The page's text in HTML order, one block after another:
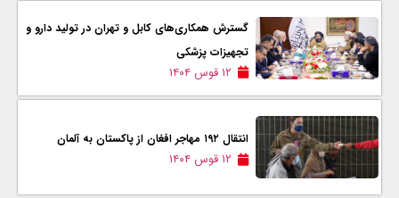
گسترش همکاری‌های کابل و تهران در تولید دارو و
تجهیزات پزشکی
۱۲ قوس ۱۴۰۴
انتقال ۱۹۲ مهاجر افغان از پاکستان به آلمان
۱۲ قوس ۱۴۰۴